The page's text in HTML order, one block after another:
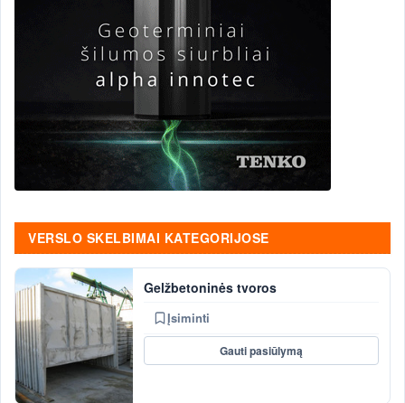
VERSLO SKELBIMAI KATEGORIJOSE
Gelžbetoninės tvoros
Įsiminti
Gauti pasiūlymą